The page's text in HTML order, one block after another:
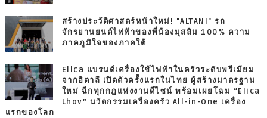
สร้างประวัติศาสตร์หน้าใหม่! "ALTANI" รถ
จักรยานยนต์ไฟฟ้าของพี่น้องมุสลิม 100% ความ
ภาคภูมิใจของภาคใต้
Elica แบรนด์เครื่องใช้ไฟฟ้าในครัวระดับพรีเมียม
จากอิตาลี เปิดตัวครั้งแรกในไทย ผู้สร้างมาตรฐาน
ใหม่ ฉีกทุกกฎแห่งงานดีไซน์ พร้อมเผยโฉม “Elica
Lhov” นวัตกรรมเครื่องครัว All-in-One เครื่อง
แรกของโลก